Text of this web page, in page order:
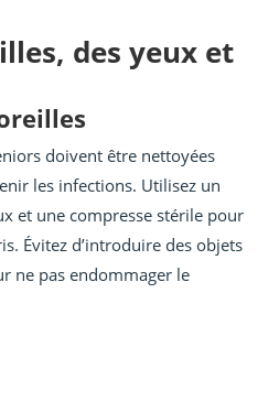
des yeux et
doivent être nettoyées
les infections. Utilisez un
et une compresse stérile pour
Évitez d’introduire des objets
ne pas endommager le